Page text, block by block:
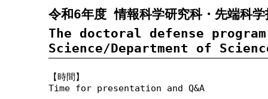
令和6年度 情報科学研究科・先端科
The doctoral defense
Science/Department of
【時間】
Time for presentation and Q&A